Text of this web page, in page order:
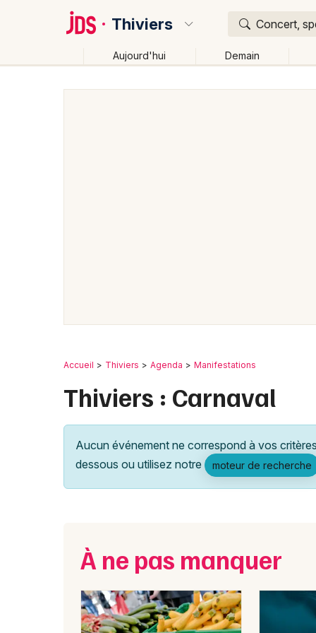
Thiviers Concert,
Aujourd'hui Demain
Accueil Thiviers Agenda Manifestations
Thiviers : Carnaval
Aucun événement ne correspond à vos
dessous ou utilisez notre
moteur de recherche
À ne pas manquer